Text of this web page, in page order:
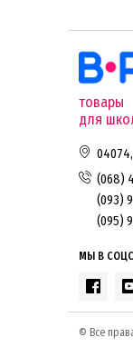
товары
для
(068)
(093)
(095)
МЫ В
© Все